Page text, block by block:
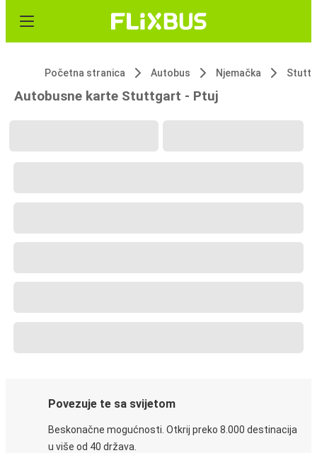
Početna stranica Autobus Njemačka
Autobusne karte Stuttgart - Ptuj
Povezuje te sa svijetom
Beskonačne mogućnosti. Otkrij preko 8.000 destinacija
u više od 40 država.